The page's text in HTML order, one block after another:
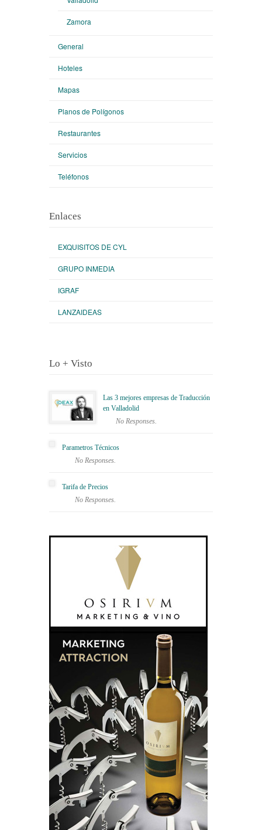
Zamora
General
Hoteles
Mapas
Planos de Polígonos
Restaurantes
Servicios
Teléfonos
Enlaces
EXQUISITOS DE CYL
GRUPO INMEDIA
IGRAF
LANZAIDEAS
Lo + Visto
Las 3 mejores empresas de Traducción
en Valladolid
No Responses.
Parametros Técnicos
No Responses.
Tarifa de Precios
No Responses.